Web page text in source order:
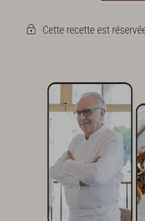
Cette recette est